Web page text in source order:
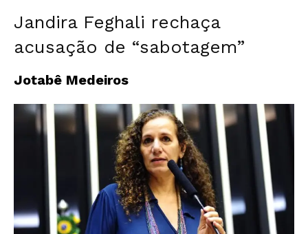
Jandira Feghali rechaça
acusação de “sabotagem”
Jotabê Medeiros